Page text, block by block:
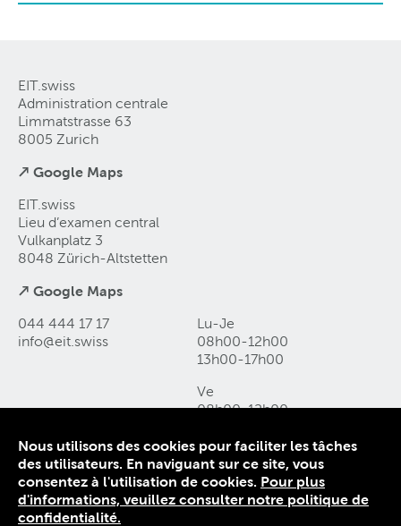
EIT.swiss
Administration centrale
Limmatstrasse 63
8005 Zurich
↗ Google Maps
EIT.swiss
Lieu d’examen central
Vulkanplatz 3
8048 Zürich-Altstetten
↗ Google Maps
044 444 17 17
info@eit swiss
Lu-Je
08h00-12h00
13h00-17h00
Ve
08h00-12h00
Contact et accès
Déclaration de protection des données
Mentions légales
Conditions générales
Nous utilisons des cookies pour faciliter les tâches
des utilisateurs. En naviguant sur ce site, vous
consentez à l'utilisation de cookies. Pour plus
d'informations, veuillez consulter notre politique de
confidentialité.